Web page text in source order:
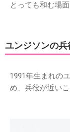
とっても和む場
ユンジソンの
1991年生まれの
め、兵役が近い